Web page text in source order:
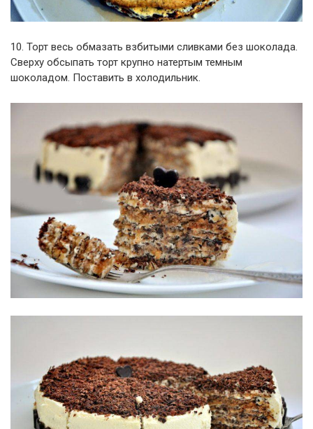
10. Торт весь обмазать взбитыми сливками без шоколада.
Сверху обсыпать торт крупно натертым темным
шоколадом. Поставить в холодильник.